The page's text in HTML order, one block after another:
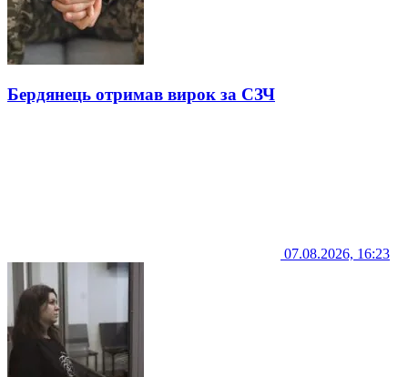
Бердянець отримав вирок за СЗЧ
07.08.2026, 16:23